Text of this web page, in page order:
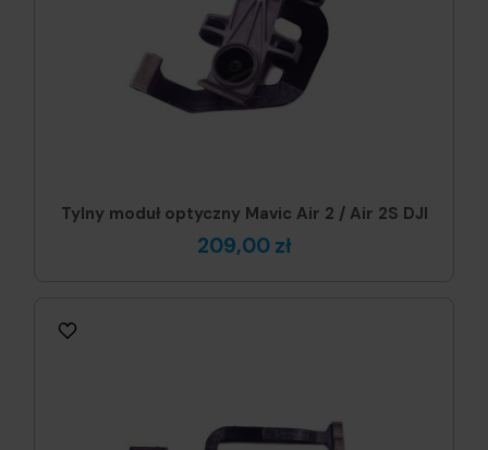
Tylny moduł optyczny Mavic Air 2 / Air 2S DJI
209,00 zł